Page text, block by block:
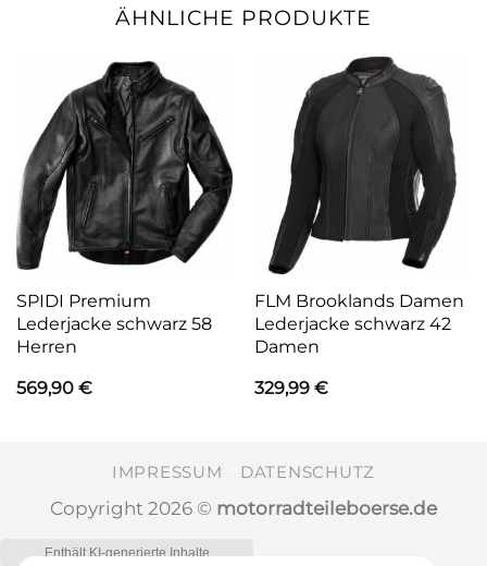
ÄHNLICHE PRODUKTE
SPIDI Premium
Lederjacke schwarz 58
Herren
569,90 €
FLM Brooklands Damen
Lederjacke schwarz 42
Damen
329,99 €
IMPRESSUM DATENSCHUTZ
Copyright 2026 © motorradteileboerse.de